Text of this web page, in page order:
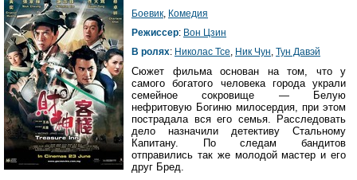
Боевик Комедия
Режиссер: Вон Цзин
В ролях: Николас Тсе Ник Чун Тун Давэй
Сюжет фильма основан на том, что у
самого богатого человека города украли
семейное сокровище — Белую
нефритовую Богиню милосердия, при этом
пострадала вся его семья. Расследовать
дело назначили детективу Стальному
Капитану. По следам бандитов
отправились так же молодой мастер и его
друг Бред.